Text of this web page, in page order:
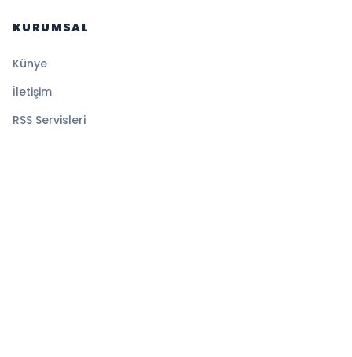
KURUMSAL
Künye
İletişim
RSS Servisleri